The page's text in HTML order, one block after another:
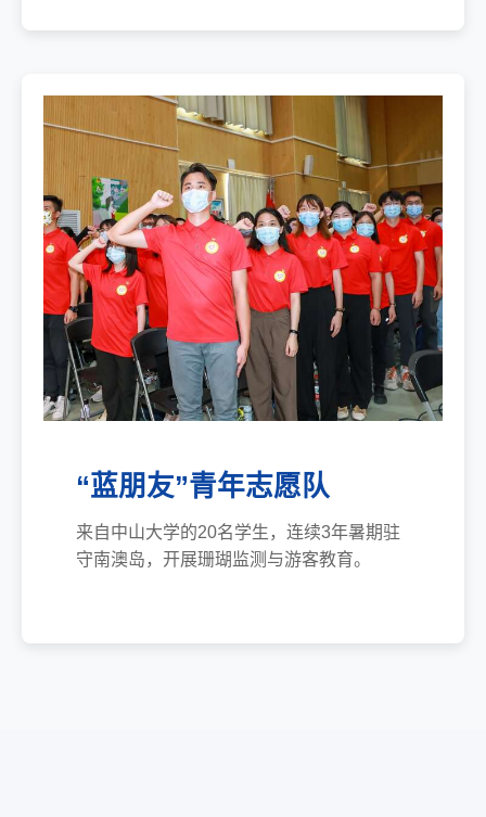
“蓝朋友”青年志愿队
来自中山大学的20名学生，连续3年暑期驻
守南澳岛，开展珊瑚监测与游客教育。